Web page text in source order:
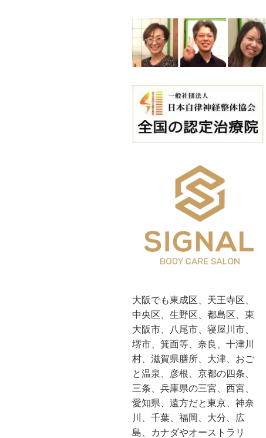
大阪でも東成区、天王寺区、
中央区、生野区、都島区、東
大阪市、八尾市、寝屋川市、
堺市、箕面等、奈良、十津川
村、滋賀県膳所、大津、おご
と温泉、彦根、京都の四条、
三条、兵庫県の三宮、西宮、
愛知県、遠方だと東京、神奈
川、千葉、福岡、大分、広
島、カナダやオーストラリ